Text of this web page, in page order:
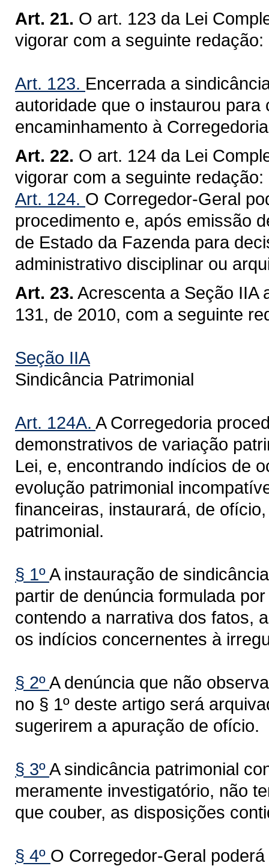
Art. 21. O art. 123 da Lei
vigorar com a seguinte redação:
Art. 123. Encerrada a
autoridade que o instaurou
encaminhamento à
Art. 22. O art. 124 da Lei
vigorar com a seguinte redação:
Art. 124. O Corregedor-Geral
procedimento e, após emissão
de Estado da Fazenda para
administrativo disciplinar ou
Art. 23. Acrescenta a Seção IIA
131, de 2010, com a seguinte
Seção IIA
Sindicância Patrimonial
Art. 124A. A Corregedoria
demonstrativos de variação
Lei, e, encontrando indícios de
evolução patrimonial
financeiras, instaurará, de
patrimonial.
§ 1ºA instauração de
partir de denúncia formulada
contendo a narrativa dos fatos,
os indícios concernentes à
§ 2ºA denúncia que não
no § 1º deste artigo será
sugerirem a apuração de ofício.
§ 3ºA sindicância patrimonial
meramente investigatório, não
que couber, as disposições
§ 4º O Corregedor-Geral